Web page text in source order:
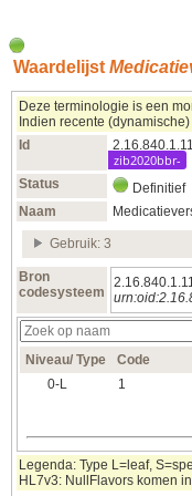
Waardelijst
Deze terminologie is een
Indien recente
Id
zib2020bbr-
Status Definitief
Naam
Gebruik: 3
Bron
codesysteem
Niveau/ Type Code
0‑L
1
Legenda: Type L=leaf,
HL7v3: NullFlavors komen